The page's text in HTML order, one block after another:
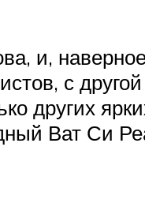
и,
с
других
Ват Си